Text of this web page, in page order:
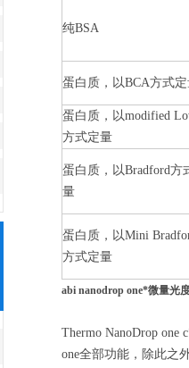
纯BSA
蛋白质，以BCA方式
蛋白质，以modified
方式定量
蛋白质，以Bradford方
量
蛋白质，以Mini
方式定量
abi nanodrop one*微量光
Thermo NanoDrop one
one全部功能，除此之